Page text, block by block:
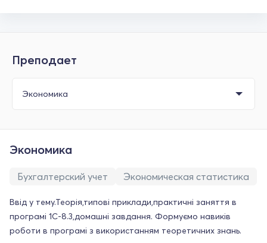
Преподает
Экономика
Бухгалтерский учет Экономическая статистика
Ввід у тему.Теорія,типові приклади,практичні заняття в
програмі 1С-8.3,домашні завдання. Формуємо навиків
роботи в програмі з використанням теоретичних знань.